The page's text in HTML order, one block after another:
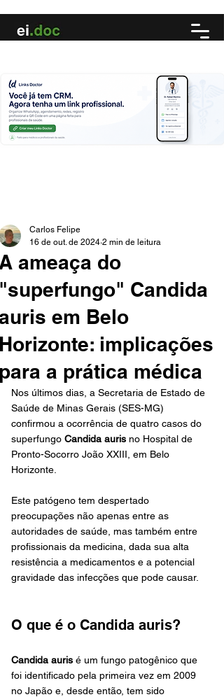
ameaça do
Candida
em Belo
implicações
a prática médica
Carlos Felipe
16 de out. de 2024 2 min de leitura
Nos últimos dias, a Secretaria de Estado de
Saúde de Minas Gerais (SES-MG)
confirmou a ocorrência de quatro casos do
superfungo Candida auris no Hospital de
Pronto-Socorro João XXIII, em Belo
Horizonte.
Este patógeno tem despertado
preocupações não apenas entre as
autoridades de saúde, mas também entre
profissionais da medicina, dada sua alta
resistência a medicamentos e a potencial
gravidade das infecções que pode causar.
O que é o Candida auris?
Candida auris é um fungo patogênico que
foi identificado pela primeira vez em 2009
no Japão e, desde então, tem sido